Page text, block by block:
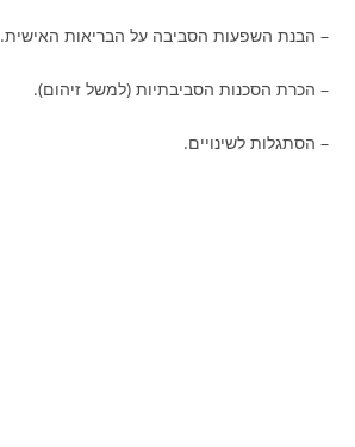
– הבנת השפעות הסביבה על הבריאות האישית.
– הכרת הסכנות הסביבתיות (למשל זיהום).
– הסתגלות לשינויים.